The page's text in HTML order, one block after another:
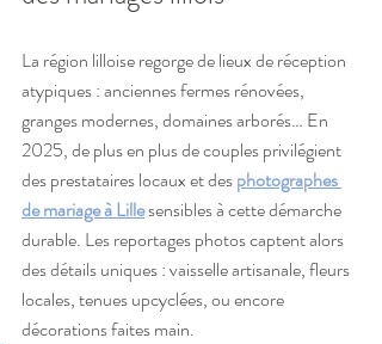
La région lilloise regorge de lieux de réception
atypiques : anciennes fermes rénovées,
granges modernes, domaines arborés… En
2025, de plus en plus de couples privilégient
des prestataires locaux et des photographes
de mariage à Lille sensibles à cette démarche
durable. Les reportages photos captent alors
des détails uniques : vaisselle artisanale, fleurs
locales, tenues upcyclées, ou encore
décorations faites main.